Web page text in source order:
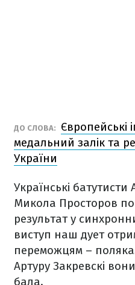
ДО СЛОВА:
Європейські
медальний залік та
України
Українські
Микола Просторов
результат у
виступ наш дует
переможцям –
Артуру Закревскі
бала.